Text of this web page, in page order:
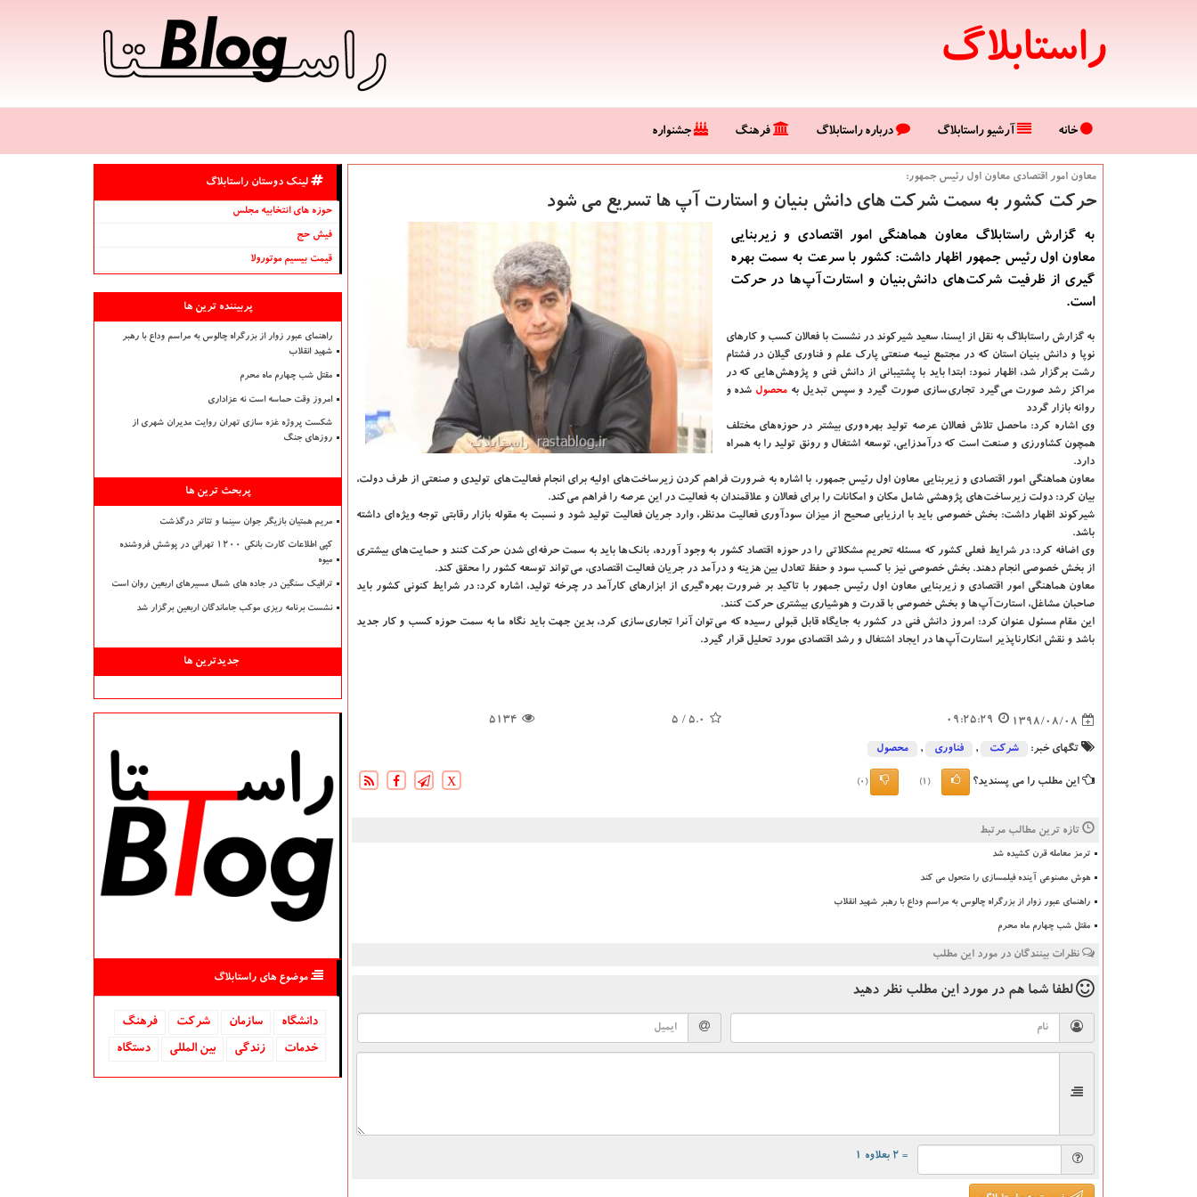
راستابلاگ
خانه آرشیو راستابلاگ درباره راستابلاگ فرهنگ جشنواره
معاون امور اقتصادی معاون اول رئیس جمهور:
حركت كشور به سمت شركت های دانش بنیان و استارت آپ ها تسریع می شود
به گزارش راستابلاگ معاون هماهنگی امور اقتصادی و زیربنایی
معاون اول رئیس جمهور اظهار داشت: كشور با سرعت به سمت بهره
گیری از ظرفیت شركت های دانش بنیان و استارت آپ ها در حركت
است.
به گزارش راستابلاگ به نقل از ایسنا، سعید شیركوند در نشست با فعالان كسب و كارهای
نوپا و دانش بنیان استان كه در مجتمع نیمه صنعتی پارك علم و فناوری گیلان در فشتام
رشت برگزار شد، اظهار نمود: ابتدا باید با پشتیبانی از دانش فنی و پژوهش هایی كه در
مراكز رشد صورت می گیرد تجاری سازی صورت گیرد و سپس تبدیل به محصول شده و
روانه بازار گردد
وی اشاره كرد: ماحصل تلاش فعالان عرصه تولید بهره وری بیشتر در حوزه های مختلف
همچون كشاورزی و صنعت است كه درآمدزایی، توسعه اشتغال و رونق تولید را به همراه
دارد.
معاون هماهنگی امور اقتصادی و زیربنایی معاون اول رئیس جمهور، با اشاره به ضرورت فراهم كردن زیرساخت های اولیه برای انجام فعالیت های تولیدی و صنعتی از طرف دولت،
بیان كرد: دولت زیرساخت های پژوهشی شامل مكان و امكانات را برای فعالان و علاقمندان به فعالیت در این عرصه را فراهم می كند.
شیركوند اظهار داشت: بخش خصوصی باید با ارزیابی صحیح از میزان سودآوری فعالیت مدنظر، وارد جریان فعالیت تولید شود و نسبت به مقوله بازار رقابتی توجه ویژه ای داشته
باشد.
وی اضافه كرد: در شرایط فعلی كشور كه مسئله تحریم مشكلاتی را در حوزه اقتصاد كشور به وجود آورده، بانك ها باید به سمت حرفه ای شدن حركت كنند و حمایت های بیشتری
از بخش خصوصی انجام دهند. بخش خصوصی نیز با كسب سود و حفظ تعادل بین هزینه و درآمد در جریان فعالیت اقتصادی، می تواند توسعه كشور را محقق كند.
معاون هماهنگی امور اقتصادی و زیربنایی معاون اول رئیس جمهور با تاكید بر ضرورت بهره گیری از ابزارهای كارآمد در چرخه تولید، اشاره كرد: در شرایط كنونی كشور باید
صاحبان مشاغل، استارت آپ ها و بخش خصوصی با قدرت و هوشیاری بیشتری حركت كنند.
این مقام مسئول عنوان كرد: امروز دانش فنی در كشور به جایگاه قابل قبولی رسیده كه می توان آنرا تجاری سازی كرد، بدین جهت باید نگاه ما به سمت حوزه كسب و كار جدید
باشد و نقش انكارناپذیر استارت آپ ها در ایجاد اشتغال و رشد اقتصادی مورد تحلیل قرار گیرد.
1398/08/08
09:25:29
5.0
/ 5
5134
تگهای خبر: شركت , فناوری , محصول
این مطلب را می پسندید؟ (1)
(0)
X
تازه ترین مطالب مرتبط
ترمز معامله قرن کشیده شد
هوش مصنوعی آینده فیلمسازی را متحول می کند
راهنمای عبور زوار از بزرگراه چالوس به مراسم وداع با رهبر شهید انقلاب
مقتل شب چهارم ماه محرم
نظرات بینندگان در مورد این مطلب
لطفا شما هم در مورد این مطلب نظر دهید
= ۲ بعلاوه ۱
لینک دوستان راستابلاگ
حوزه های انتخابیه مجلس
فیش حج
قیمت بیسیم موتورولا
پربیننده ترین ها
راهنمای عبور زوار از بزرگراه چالوس به مراسم وداع با رهبر
شهید انقلاب
مقتل شب چهارم ماه محرم
امروز وقت حماسه است نه عزاداری
شکست پروژه غزه سازی تهران روایت مدیران شهری از
روزهای جنگ
پربحث ترین ها
مریم همتیان بازیگر جوان سینما و تئاتر درگذشت
کپی اطلاعات کارت بانکی ۱۲۰۰ تهرانی در پوشش فروشنده
میوه
ترافیک سنگین در جاده های شمال مسیرهای اربعین روان است
نشست برنامه ریزی موکب جاماندگان اربعین برگزار شد
جدیدترین ها
موضوع های راستابلاگ
دانشگاه‌ سازمان شركت
فرهنگ
خدمات
زندگی بین المللی دستگاه